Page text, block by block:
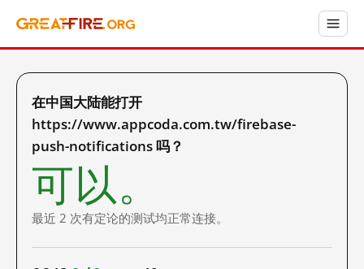
在中国大陆能打开
https://www.appcoda.com.tw/firebase-
push-notifications 吗？
可以。
最近 2 次有定论的测试均正常连接。